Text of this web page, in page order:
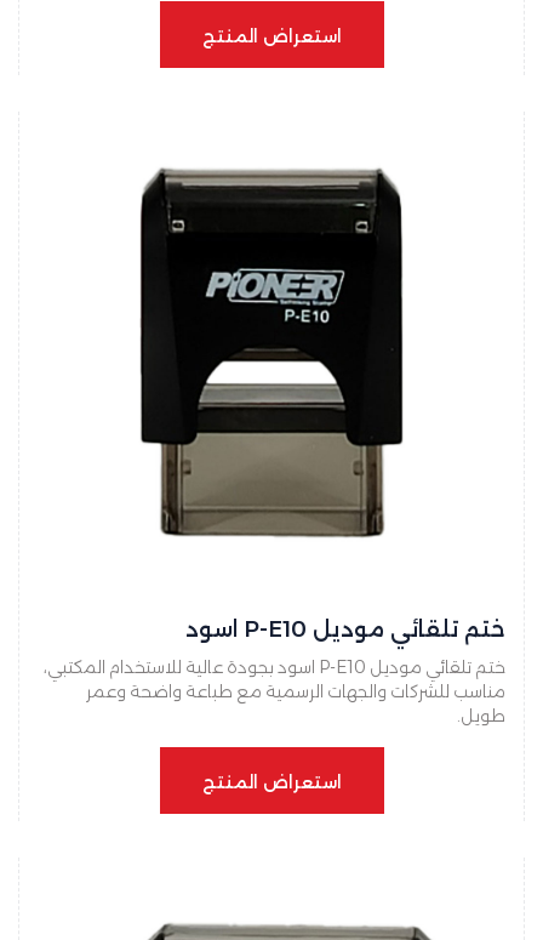
استعراض المنتج
استعراض المنتج
ختم تلقائي موديل P-E10 اسود
ختم تلقائي موديل P-E10 اسود بجودة عالية للاستخدام المكتبي،
مناسب للشركات والجهات الرسمية مع طباعة واضحة وعمر
طويل.
استعراض المنتج
استعراض المنتج